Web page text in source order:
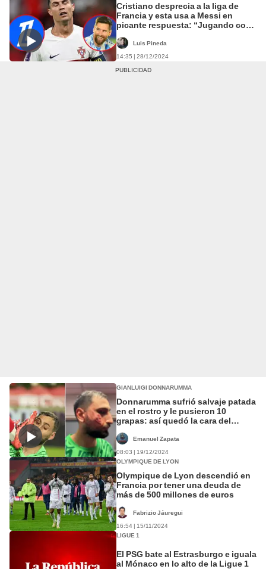
Cristiano desprecia a la liga de
Francia y esta usa a Messi en
picante respuesta: “Jugando con
Luis Pineda
14:35 | 28/12/2024
GIANLUIGI DONNARUMMA
Donnarumma sufrió salvaje patada
en el rostro y le pusieron 10
grapas: así quedó la cara del
Emanuel Zapata
08:03 | 19/12/2024
OLYMPIQUE DE LYON
Olympique de Lyon descendió en
Francia por tener una deuda de
más de 500 millones de euros
Fabrizio Jáuregui
16:54 | 15/11/2024
LIGUE 1
El PSG bate al Estrasburgo e iguala
al Mónaco en lo alto de la Ligue 1